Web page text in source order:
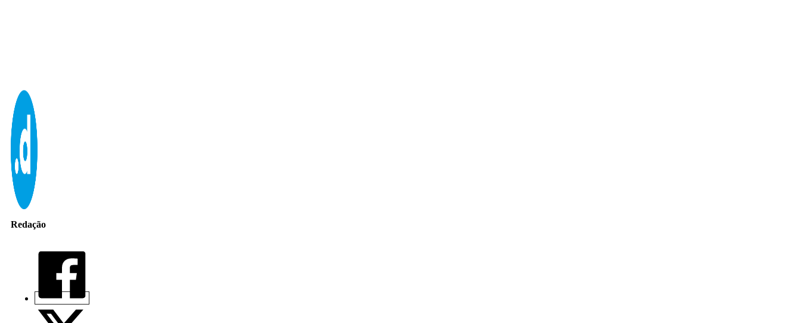
Redação